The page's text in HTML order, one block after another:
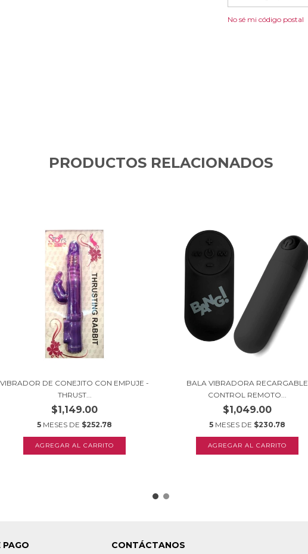
No sé mi código postal
PRODUCTOS RELACIONADOS
VIBRADOR DE CONEJITO CON EMPUJE -
THRUST...
$1,149.00
5 MESES DE $252.78
BALA VIBRADORA RECARGABLE
CONTROL REMOTO...
$1,049.00
5 MESES DE $230.78
CONTÁCTANOS